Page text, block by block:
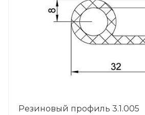
Резиновый профиль 3.1.005